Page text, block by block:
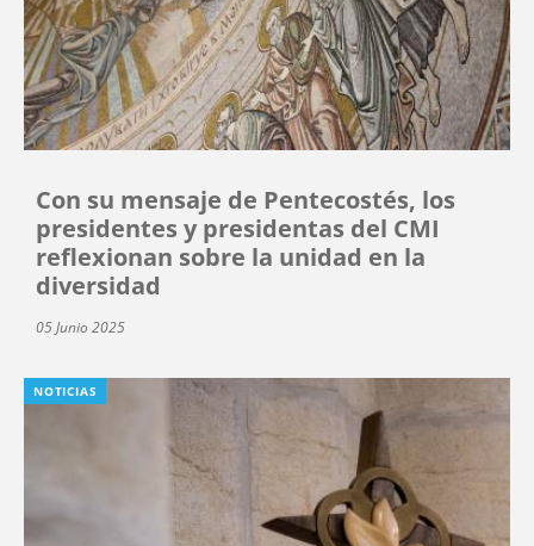
Con su mensaje de Pentecostés, los
presidentes y presidentas del CMI
reflexionan sobre la unidad en la
diversidad
05 Junio 2025
NOTICIAS